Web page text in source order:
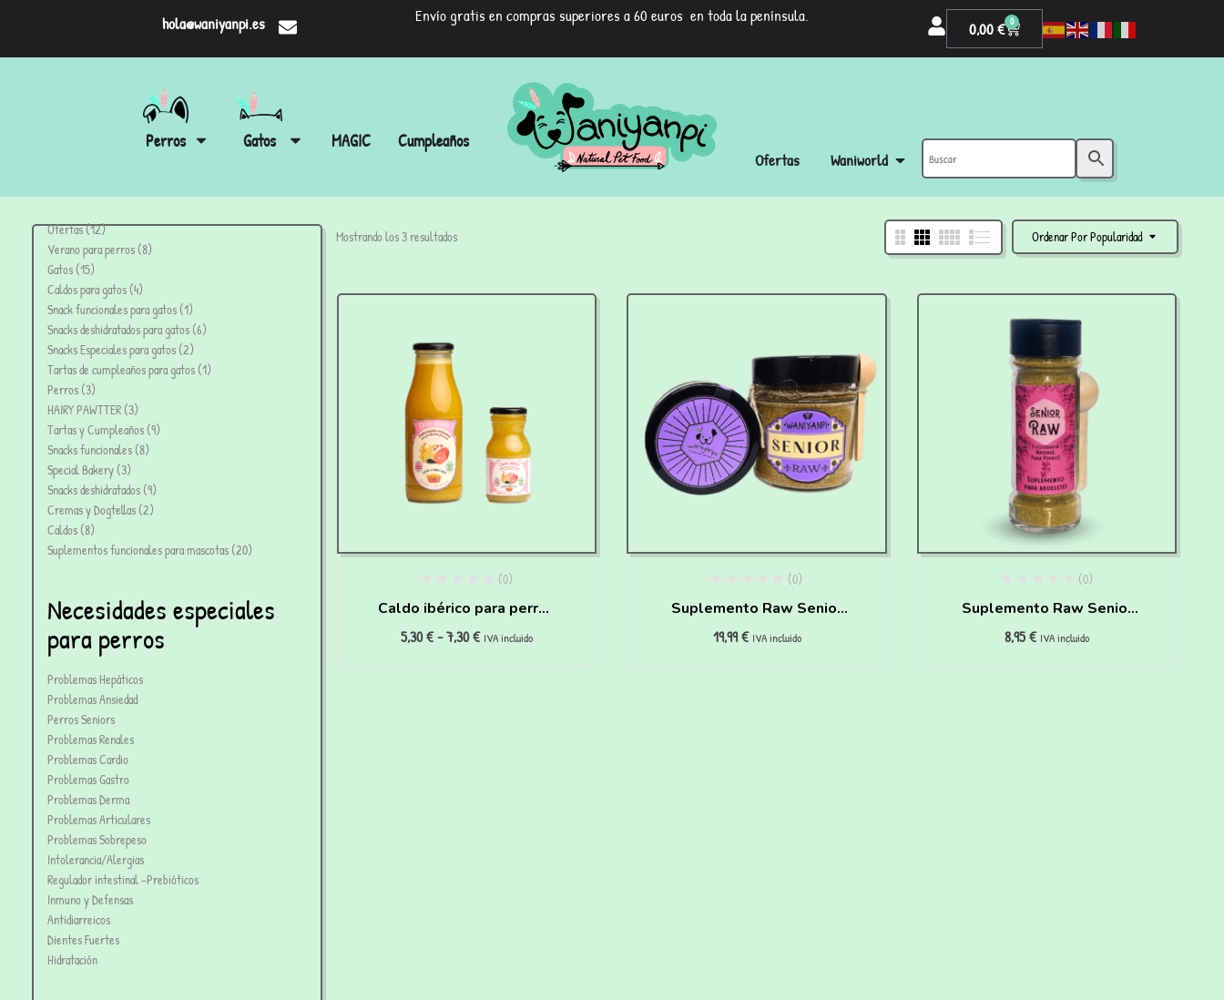
hola@waniyanpi.es Envío gratis en compras superiores a 60 euros en toda la península.
0,00€ 0
Perros Gatos MAGIC Cumpleaños
Ofertas Waniworld
Ofertas 12
Verano para perros 8
Gatos 15
Caldos para gatos 4
Snack funcionales para gatos 1
Snacks deshidratados para gatos 6
Snacks Especiales para gatos 2
Tartas de cumpleaños para gatos 1
Perros 3
HAIRY PAWTTER 3
Tartas y Cumpleaños 9
Snacks funcionales 8
Special Bakery 3
Snacks deshidratados 9
Cremas y Dogtellas 2
Caldos 8
Suplementos funcionales para mascotas 20
Necesidades especiales
para perros
Problemas Hepáticos
Problemas Ansiedad
Perros Seniors
Problemas Renales
Problemas Cardio
Problemas Gastro
Problemas Derma
Problemas Articulares
Problemas Sobrepeso
Intolerancia/Alergias
Regulador intestinal -Prebióticos
Inmuno y Defensas
Antidiarreicos
Dientes Fuertes
Hidratación
Ordenar Por Popularidad
Mostrando los 3 resultados
(0)
Caldo ibérico para perros
Deportistas y Seniors
5,30€-7,30€ IVA incluido
(0)
Suplemento Raw Senior
para perros
19,99€ IVA incluido
(0)
Suplemento Raw Senior
para perros Waniyanpi
8,95€ IVA incluido